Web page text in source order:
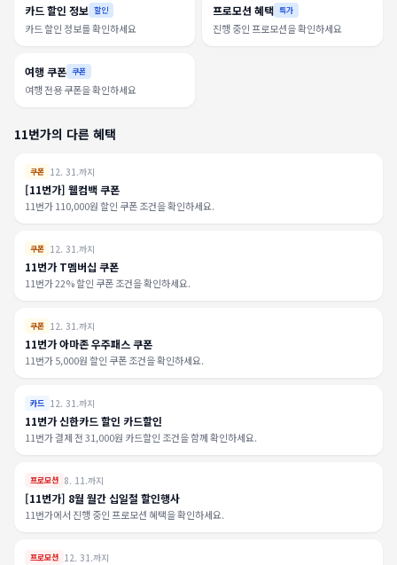
카드 할인 정보 할인
카드 할인 정보를 확인하세요
프로모션 혜택 특가
진행 중인 프로모션을 확인하세요
여행 쿠폰 쿠폰
여행 전용 쿠폰을 확인하세요
11번가의 다른 혜택
쿠폰 12. 31.까지
[11번가] 웰컴백 쿠폰
11번가 110,000원 할인 쿠폰 조건을 확인하세요.
쿠폰 12. 31.까지
11번가 T멤버십 쿠폰
11번가 22% 할인 쿠폰 조건을 확인하세요.
쿠폰 12. 31.까지
11번가 아마존 우주패스 쿠폰
11번가 5,000원 할인 쿠폰 조건을 확인하세요.
카드 12. 31.까지
11번가 신한카드 할인 카드할인
11번가 결제 전 31,000원 카드할인 조건을 함께 확인하세요.
프로모션 8. 11.까지
[11번가] 8월 월간 십일절 할인행사
11번가에서 진행 중인 프로모션 혜택을 확인하세요.
프로모션 12. 31.까지